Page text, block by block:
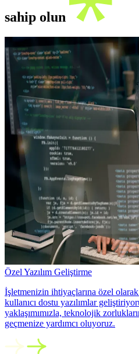
sahip olun
Özel Yazılım Geliştirme
İşletmenizin ihtiyaçlarına özel
kullanıcı dostu yazılımlar
yaklaşımımızla, teknolojik
geçmenize yardımcı oluyoruz.